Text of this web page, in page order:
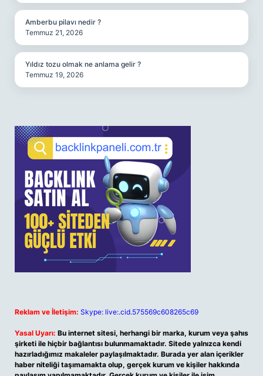
Amberbu pilavı nedir ?
Temmuz 21, 2026
Yıldız tozu olmak ne anlama gelir ?
Temmuz 19, 2026
Reklam ve İletişim: Skype: live:.cid.575569c608265c69
Yasal Uyarı: Bu internet sitesi, herhangi bir marka, kurum veya şahıs
şirketi ile hiçbir bağlantısı bulunmamaktadır. Sitede yalnızca kendi
hazırladığımız makaleler paylaşılmaktadır. Burada yer alan içerikler
haber niteliği taşımamakta olup, gerçek kurum ve kişiler hakkında